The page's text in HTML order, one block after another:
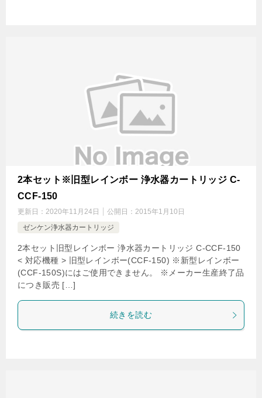
2本セット※旧型レインボー 浄水器カートリッジ C-
CCF-150
更新日： 2020年11月24日 公開日： 2015年1月10日
ゼンケン浄水器カートリッジ
2本セット旧型レインボー 浄水器カートリッジ C-CCF-150
< 対応機種 > 旧型レインボー(CCF-150) ※新型レインボー
(CCF-150S)にはご使用できません。 ※メーカー生産終了品
につき販売 […]
続きを読む